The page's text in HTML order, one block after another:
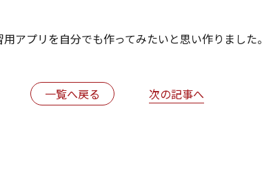
アプリを自分でも作ってみたいと思い作りました。
一覧へ戻る 次の記事へ